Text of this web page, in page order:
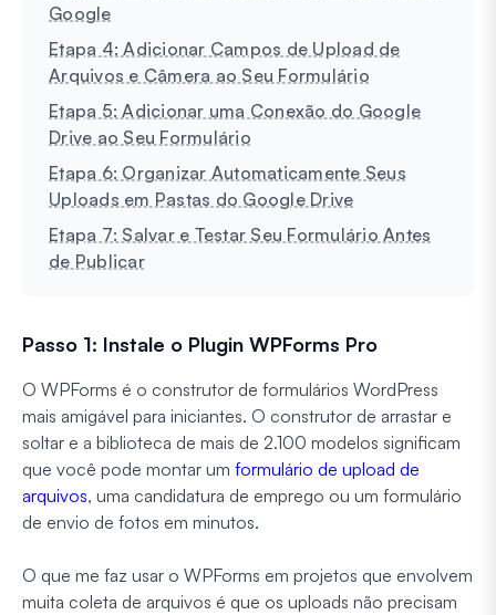
Google
Etapa 4: Adicionar Campos de Upload de
Arquivos e Câmera ao Seu Formulário
Etapa 5: Adicionar uma Conexão do Google
Drive ao Seu Formulário
Etapa 6: Organizar Automaticamente Seus
Uploads em Pastas do Google Drive
Etapa 7: Salvar e Testar Seu Formulário Antes
de Publicar
Passo 1: Instale o Plugin WPForms Pro
O WPForms é o construtor de formulários WordPress
mais amigável para iniciantes. O construtor de arrastar e
soltar e a biblioteca de mais de 2.100 modelos significam
que você pode montar um formulário de upload de
arquivos, uma candidatura de emprego ou um formulário
de envio de fotos em minutos.
O que me faz usar o WPForms em projetos que envolvem
muita coleta de arquivos é que os uploads não precisam